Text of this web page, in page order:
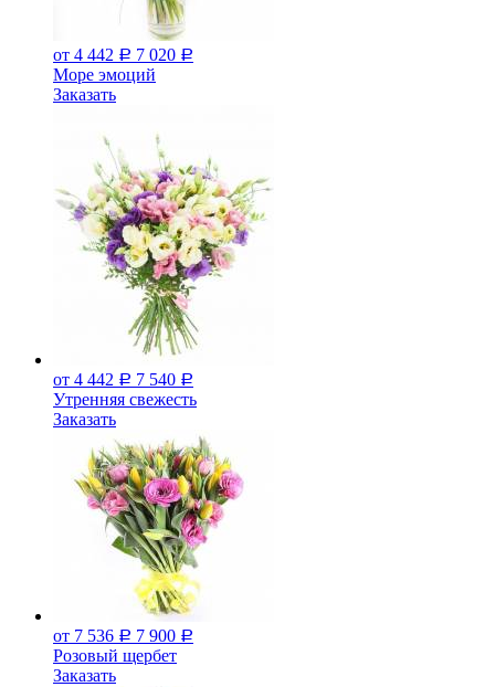
от 4 442 Р 7 020 Р
Море эмоций
Заказать
от 4 442 Р 7 540 Р
Утренняя свежесть
Заказать
от 7 536 Р 7 900 Р
Розовый щербет
Заказать